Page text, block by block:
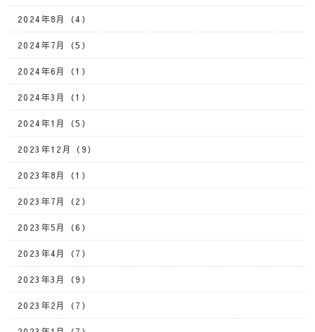
2024年8月（4）
2024年7月（5）
2024年6月（1）
2024年3月（1）
2024年1月（5）
2023年12月（9）
2023年8月（1）
2023年7月（2）
2023年5月（6）
2023年4月（7）
2023年3月（9）
2023年2月（7）